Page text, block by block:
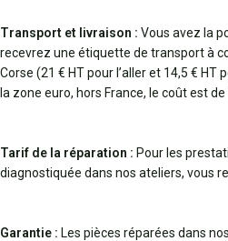
Transport et livraison : Vous avez la
recevrez une étiquette de transport à
Corse (21 € HT pour l’aller et 14,5 €
la zone euro, hors France, le coût est
Tarif de la réparation : Pour les
diagnostiquée dans nos ateliers, vous
Garantie : Les pièces réparées dans